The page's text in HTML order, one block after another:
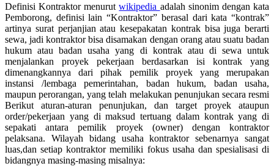
Definisi Kontraktor menurutwikipedia adalah sinonim dengan kata
Pemborong, definisi lain “Kontraktor” berasal dari kata “kontrak”
artinya surat perjanjian atau kesepakatan kontrak bisa juga berarti
sewa, jadi kontraktor bisa disamakan dengan orang atau suatu badan
hukum atau badan usaha yang di kontrak atau di sewa untuk
menjalankan proyek pekerjaan berdasarkan isi kontrak yang
dimenangkannya dari pihak pemilik proyek yang merupakan
instansi /lembaga pemerintahan, badan hukum, badan usaha,
maupun perorangan, yang telah melakukan penunjukan secara resmi
Berikut aturan-aturan penunjukan, dan target proyek ataupun
order/pekerjaan yang di maksud tertuang dalam kontrak yang di
sepakati antara pemilik proyek (owner) dengan kontraktor
pelaksana. Wilayah bidang usaha kontraktor sebenarnya sangat
luas,dan setiap kontraktor memiliki fokus usaha dan spesialisasi di
bidangnya masing-masing misalnya: